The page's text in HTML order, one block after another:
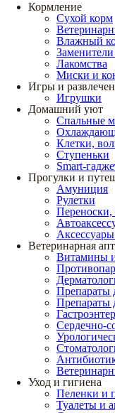
Кормление
Сухой корм
Влажный
Лакомства
Миски и
Игры и
Игрушки
Домашний уют
Спальные
Клетки,
Ступеньки
Smart-
Прогулки и
Амуниция
Рулетки
Переноски,
Ветеринарная
Витамины
Препараты
Препараты
Сердечно-
Уход и гигиена
Пеленки и
Туалеты и